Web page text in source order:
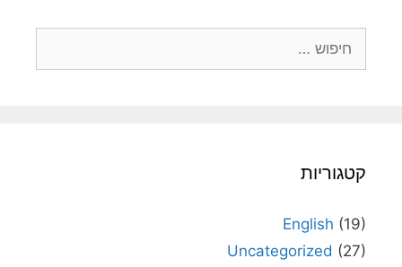
קטגוריות
English (19)
Uncategorized (27)